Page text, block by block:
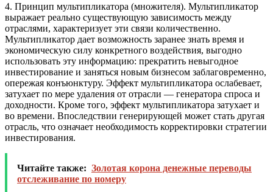
4. Принцип мультипликатора (множителя). Мультипликатор
выражает реально существующую зависимость между
отраслями, характеризует эти связи количественно.
Мультипликатор дает возможность заранее знать время и
экономическую силу конкретного воздействия, выгодно
использовать эту информацию: прекратить невыгодное
инвестирование и заняться новым бизнесом заблаговременно,
опережая конъюнктуру. Эффект мультипликатора ослабевает,
затухает по мере удаления от отрасли — генератора спроса и
доходности. Кроме того, эффект мультипликатора затухает и
во времени. Впоследствии генерирующей может стать другая
отрасль, что означает необходимость корректировки стратегии
инвестирования.
Читайте также: Золотая корона денежные переводы
отслеживание по номеру